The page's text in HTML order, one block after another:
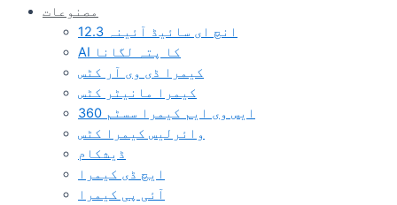
مصنوعات
12.3 انچ ای سائیڈ آئینہ
AI کا پتہ لگانا
کیمرا ڈی وی آر کٹس
کیمرا مانیٹر کٹس
360 ایس وی ایم کیمرا سسٹم
وائرلیس کیمرا کٹس
ڈیشکام
ایچ ڈی کیمرا
آئی پی کیمرا